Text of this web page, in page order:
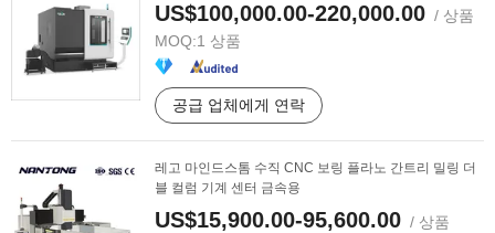
US$100,000.00-220,000.00 / 상품
MOQ:1 상품
공급 업체에게 연락
레고 마인드스톰 수직 CNC 보링 플라노 간트리 밀링 더
블 컬럼 기계 센터 금속용
US$15,900.00-95,600.00 / 상품